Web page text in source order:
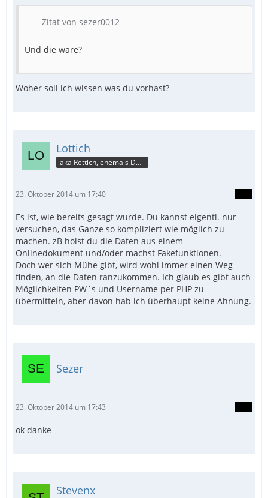
Zitat von sezer0012
Und die wäre?
Woher soll ich wissen was du vorhast?
Lottich
aka Rettich, ehemals DAU
23. Oktober 2014 um 17:40
Es ist, wie bereits gesagt wurde. Du kannst eigentl. nur
versuchen, das Ganze so kompliziert wie möglich zu
machen. zB holst du die Daten aus einem
Onlinedokument und/oder machst Fakefunktionen.
Doch wer sich Mühe gibt, wird wohl immer einen Weg
finden, an die Daten ranzukommen. Ich glaub es gibt auch
Möglichkeiten PW´s und Username per PHP zu
übermitteln, aber davon hab ich überhaupt keine Ahnung.
Sezer
23. Oktober 2014 um 17:43
ok danke
Stevenx